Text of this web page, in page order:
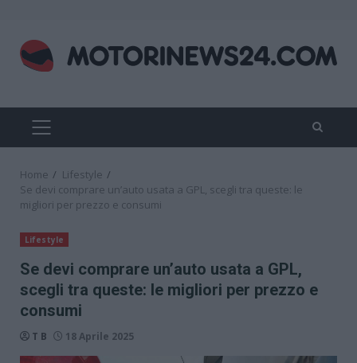
content
PRIMARY
MENU
Home
Lifestyle
Se devi comprare un’auto usata a GPL, scegli tra queste: le
migliori per prezzo e consumi
Lifestyle
Se devi comprare un’auto usata a GPL,
scegli tra queste: le migliori per prezzo e
consumi
T B 18 Aprile 2025